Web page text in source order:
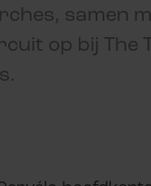
samen
op bij The